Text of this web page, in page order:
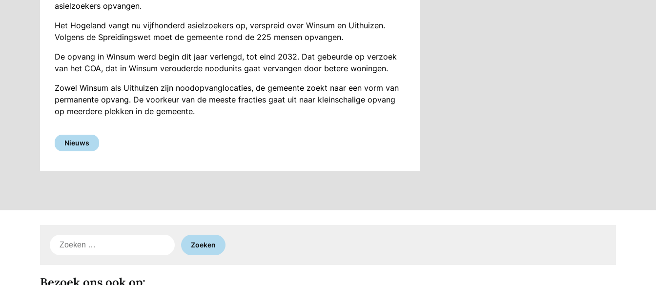
asielzoekers opvangen.
Het Hogeland vangt nu vijfhonderd asielzoekers op, verspreid over Winsum en Uithuizen.
Volgens de Spreidingswet moet de gemeente rond de 225 mensen opvangen.
De opvang in Winsum werd begin dit jaar verlengd, tot eind 2032. Dat gebeurde op verzoek
van het COA, dat in Winsum verouderde noodunits gaat vervangen door betere woningen.
Zowel Winsum als Uithuizen zijn noodopvanglocaties, de gemeente zoekt naar een vorm van
permanente opvang. De voorkeur van de meeste fracties gaat uit naar kleinschalige opvang
op meerdere plekken in de gemeente.
Nieuws
Zoeken